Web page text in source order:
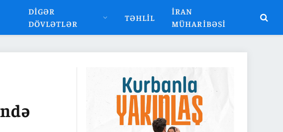
DIGƏR
DÖVLƏTLƏR
TƏHLIL
İRAN
MÜHARIBƏSI